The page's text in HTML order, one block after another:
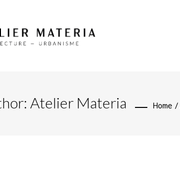
Atelier Materia Home /